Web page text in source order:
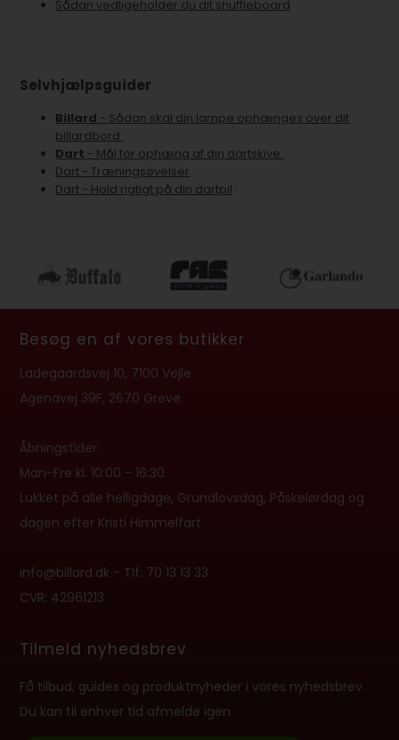
Sådan vedligeholder du dit shuffleboard
Selvhjælpsguider
Billard - Sådan skal din lampe ophænges over dit
billardbord.
Dart - Mål for ophæng af din dartskive.
Dart - Træningsøvelser
Dart - Hold rigtigt på din dartpil
Besøg en af vores butikker
Ladegaardsvej 10, 7100 Vejle
Agenavej 39F, 2670 Greve
Åbningstider:
Man-Fre kl. 10:00 - 16:30
Lukket på alle helligdage, Grundlovsdag, Påskelørdag og
dagen efter Kristi Himmelfart.
info@billard.dk - Tlf. 70 13 13 33
CVR: 42961213
Tilmeld nyhedsbrev
Få tilbud, guides og produktnyheder i vores nyhedsbrev.
Du kan til enhver tid afmelde igen.